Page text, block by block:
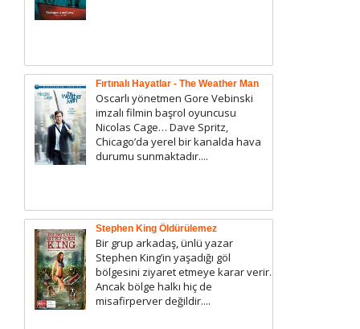
Fırtınalı Hayatlar - The Weather Man
Oscarlı yönetmen Gore Vebinski
imzalı filmin başrol oyuncusu
Nicolas Cage… Dave Spritz,
Chicago’da yerel bir kanalda hava
durumu sunmaktadır....
Stephen King Öldürülemez
Bir grup arkadaş, ünlü yazar
Stephen King’in yaşadığı göl
bölgesini ziyaret etmeye karar verir.
Ancak bölge halkı hiç de
misafirperver değildir....